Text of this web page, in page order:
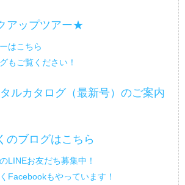
アップツアー★
はこちら
もご覧ください！
ルカタログ（最新号）のご案内
のブログはこちら
LINEお友だち募集中！
Facebookもやっています！